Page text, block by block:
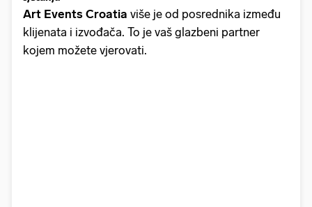
Art Events Croatia više je od posrednika između
klijenata i izvođača. To je vaš glazbeni partner
kojem možete vjerovati.